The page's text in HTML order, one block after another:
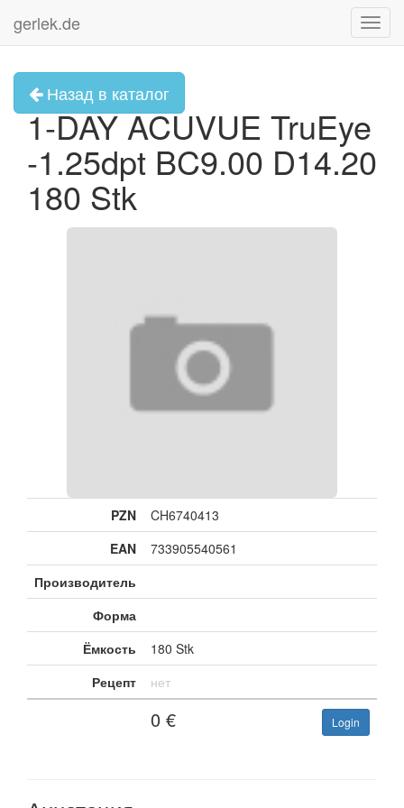
gerlek.de
Назад в каталог
1-DAY ACUVUE TruEye
-1.25dpt BC9.00 D14.20
180 Stk
PZN
CH6740413
EAN
733905540561
Производитель
Форма
Ёмкость
180 Stk
Рецепт
нет
0 € Login